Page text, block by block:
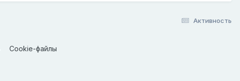
Активность
Cookie-файлы